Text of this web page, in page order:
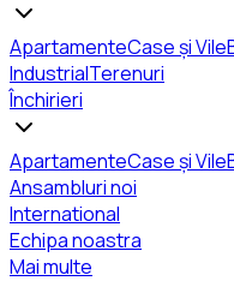
ApartamenteCase și Vile
IndustrialTerenuri
Închirieri
ApartamenteCase și Vile
Ansambluri noi
International
Echipa noastra
Mai multe